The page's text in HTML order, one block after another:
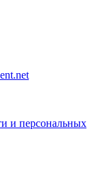
и персональных